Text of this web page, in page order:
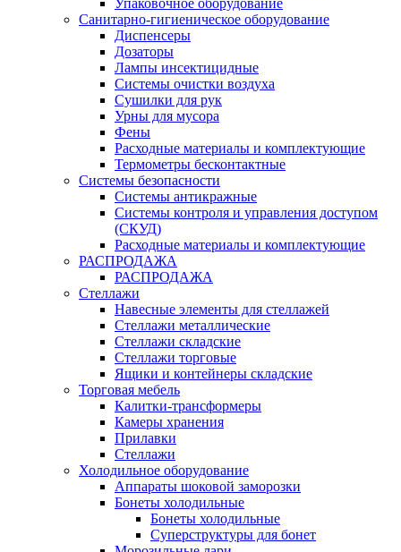
Упаковочное оборудование
Санитарно-гигиеническое оборудование
Диспенсеры
Дозаторы
Лампы инсектицидные
Системы очистки воздуха
Сушилки для рук
Урны для мусора
Фены
Расходные материалы и комплектующие
Термометры бесконтактные
Системы безопасности
Системы антикражные
Системы контроля и управления доступом
(СКУД)
Расходные материалы и комплектующие
РАСПРОДАЖА
РАСПРОДАЖА
Стеллажи
Навесные элементы для стеллажей
Стеллажи металлические
Стеллажи складские
Стеллажи торговые
Ящики и контейнеры складские
Торговая мебель
Калитки-трансформеры
Камеры хранения
Прилавки
Стеллажи
Холодильное оборудование
Аппараты шоковой заморозки
Бонеты холодильные
Бонеты холодильные
Суперструктуры для бонет